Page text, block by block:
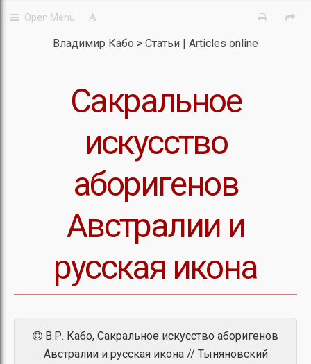
Владимир Кабо Статьи | Articles online
Сакральное
искусство
аборигенов
Австралии и
русская икона
В.Р. Кабо, Сакральное искусство аборигенов
Австралии и русская икона // Тыняновский